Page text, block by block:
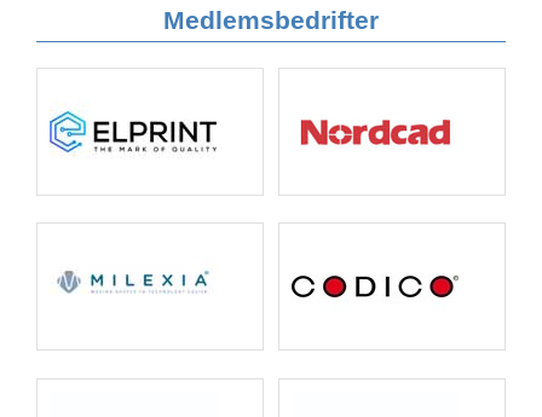
Medlemsbedrifter